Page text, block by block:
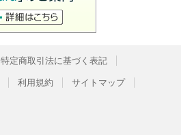
特定商取引法に基づく表記
利用規約 サイトマップ